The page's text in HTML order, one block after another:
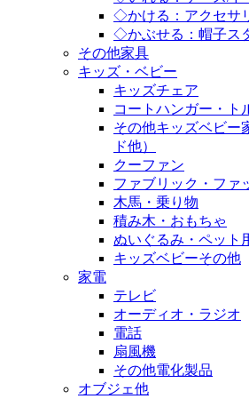
◇かける：アクセサ
◇かぶせる：帽子ス
その他家具
キッズ・ベビー
キッズチェア
コートハンガー・ト
その他キッズベビー
ド他）
クーファン
ファブリック・ファ
木馬・乗り物
積み木・おもちゃ
ぬいぐるみ・ペット
キッズベビーその他
家電
テレビ
オーディオ・ラジオ
電話
扇風機
その他電化製品
オブジェ他